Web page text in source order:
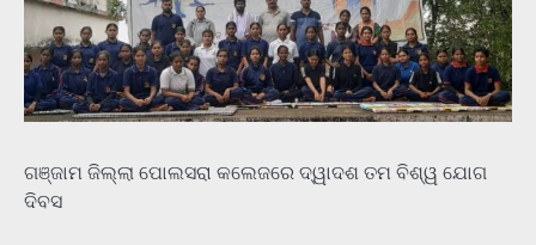
ଗଞ୍ଜାମ ଜିଲ୍ଲା ପୋଲସରା କଲେଜରେ ଦ୍ୱାଦଶ ତମ ବିଶ୍ୱ ଯୋଗ
ଦିବସ